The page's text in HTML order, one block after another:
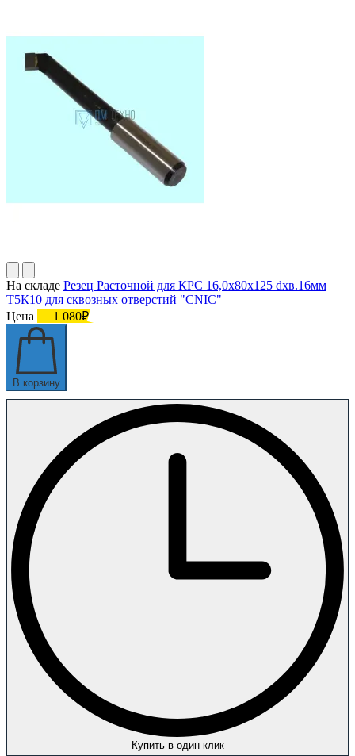
На складе Резец Расточной для КРС 16,0х80х125 dхв.16мм
Т5К10 для сквозных отверстий "CNIC"
Цена
1 080₽
В корзину
Купить в один клик